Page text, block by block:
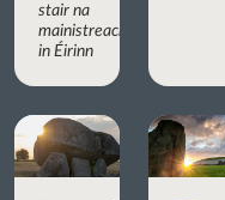
stair na
mainistreacha
in Éirinn